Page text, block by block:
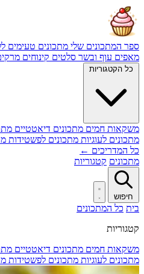
ספר המתכונים שלי מתכונים טעימים
מאפים עוף ובשר סלטים קינוחים
כל הקטגוריות
משקאות חמים מתכונים דיאטטיים
מתכונים לעוגיות מתכונים לפשטידות
כל המדריכים ←
מתכונים קטגוריות
חיפוש
בית כל המתכונים
קטגוריות
משקאות חמים מתכונים דיאטטיים
מתכונים לעוגיות מתכונים לפשטידות